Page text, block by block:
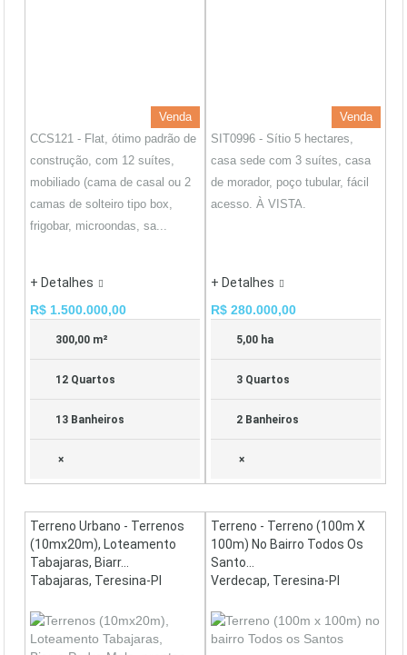
Venda
CCS121 - Flat, ótimo padrão de
construção, com 12 suítes,
mobiliado (cama de casal ou 2
camas de solteiro tipo box,
frigobar, microondas, sa...
+ Detalhes
R$ 1.500.000,00
300,00 m²
12 Quartos
13 Banheiros
×
Venda
SIT0996 - Sítio 5 hectares,
casa sede com 3 suítes, casa
de morador, poço tubular, fácil
acesso. À VISTA.
+ Detalhes
R$ 280.000,00
5,00 ha
3 Quartos
2 Banheiros
×
Terreno Urbano - Terrenos
(10mx20m), Loteamento
Tabajaras, Biarr...
Tabajaras, Teresina-PI
Terreno - Terreno (100m X
100m) No Bairro Todos Os
Santo...
Verdecap, Teresina-PI